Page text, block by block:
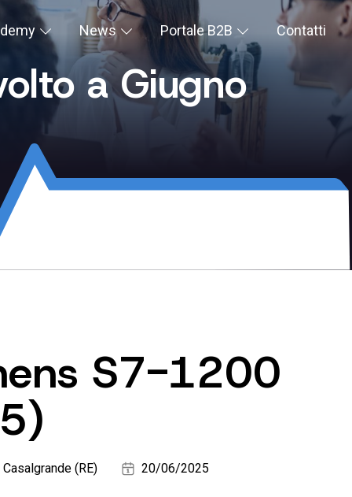
News Portale B2B Contatti
a Giugno
S7-1200
(RE)
20/06/2025